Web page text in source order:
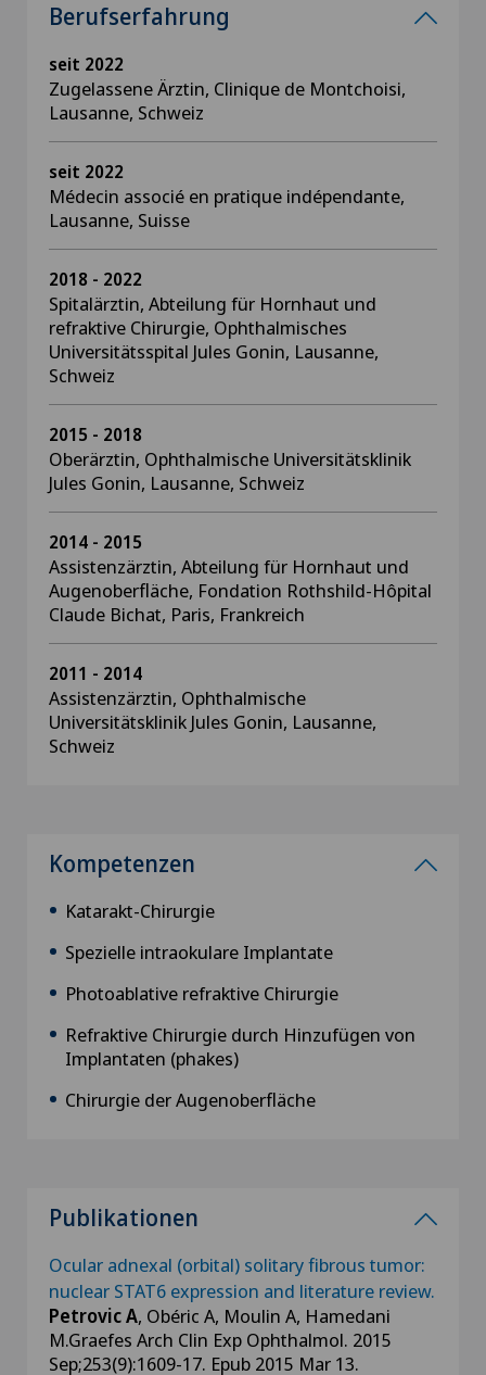
Berufserfahrung
seit 2022
Zugelassene Ärztin, Clinique de Montchoisi,
Lausanne, Schweiz
seit 2022
Médecin associé en pratique indépendante,
Lausanne, Suisse
2018 - 2022
Spitalärztin, Abteilung für Hornhaut und
refraktive Chirurgie, Ophthalmisches
Universitätsspital Jules Gonin, Lausanne,
Schweiz
2015 - 2018
Oberärztin, Ophthalmische Universitätsklinik
Jules Gonin, Lausanne, Schweiz
2014 - 2015
Assistenzärztin, Abteilung für Hornhaut und
Augenoberfläche, Fondation Rothshild-Hôpital
Claude Bichat, Paris, Frankreich
2011 - 2014
Assistenzärztin, Ophthalmische
Universitätsklinik Jules Gonin, Lausanne,
Schweiz
Kompetenzen
Katarakt-Chirurgie
Spezielle intraokulare Implantate
Photoablative refraktive Chirurgie
Refraktive Chirurgie durch Hinzufügen von
Implantaten (phakes)
Chirurgie der Augenoberfläche
Publikationen
Ocular adnexal (orbital) solitary fibrous tumor:
nuclear STAT6 expression and literature review.
Petrovic A, Obéric A, Moulin A, Hamedani
M.Graefes Arch Clin Exp Ophthalmol. 2015
Sep;253(9):1609-17. Epub 2015 Mar 13.